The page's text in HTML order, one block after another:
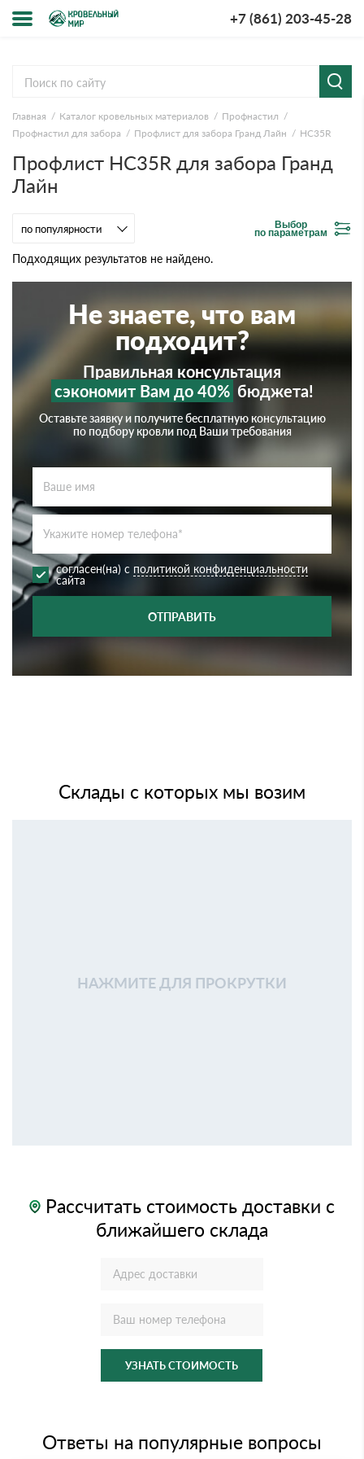
+7 (861) 203-45-28
компании
и оплата
ответы
Главная Каталог кровельных материалов
Профнастил
Профнастил для забора
Профлист для забора Гранд Лайн HC35R
Профлист HC35R для забора Гранд
Лайн
Выбор
по параметрам
Подходящих результатов не найдено.
Не знаете, что вам
подходит?
Правильная консультация
сэкономит Вам до 40% бюджета!
Оставьте заявку и получите бесплатную консультацию
по подбору кровли под Ваши требования
согласен(на) с политикой конфиденциальности
сайта
ОТПРАВИТЬ
Склады с которых мы возим
НАЖМИТЕ ДЛЯ ПРОКРУТКИ
Рассчитать стоимость доставки с
ближайшего склада
УЗНАТЬ СТОИМОСТЬ
Ответы на популярные вопросы